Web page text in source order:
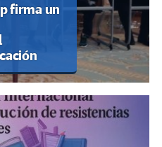
firma un